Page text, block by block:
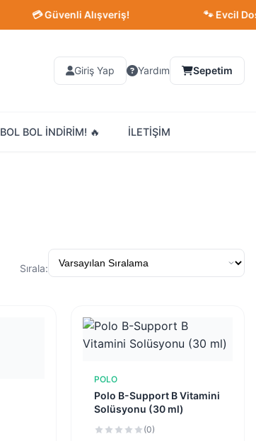
💳 Güvenli Alışveriş! 🐾 Evcil
Giriş Yap Yardım Sepetim
BOL BOL İNDİRİM! 🔥 İLETİŞİM
Sırala:
POLO
Polo B-Support B Vitamini
Solüsyonu (30 ml)
(0)